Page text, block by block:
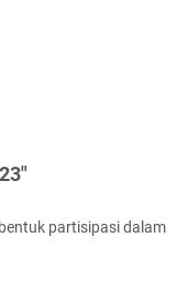
partisipasi dalam